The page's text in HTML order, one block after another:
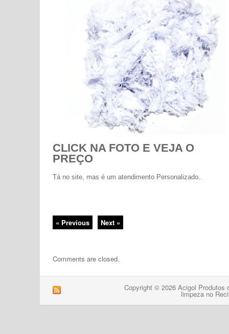
CLICK NA FOTO E VEJA O
PREÇO
Tá no site, mas é um atendimento Personalizado..
« Previous Next »
Comments are closed.
Copyright © 2026 Acigol Produtos
limpeza no